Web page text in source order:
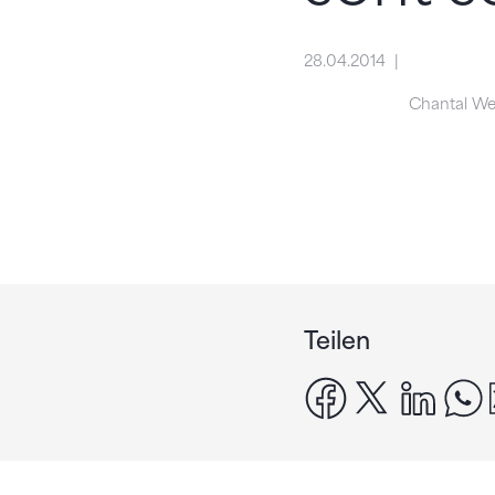
28.04.2014
Chantal
Teilen
facebook
x